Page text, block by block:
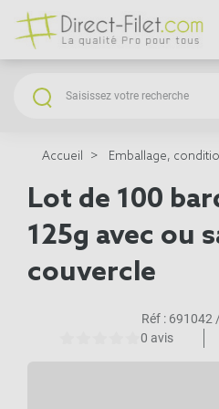
Accueil Emballage,
Lot de 100
125g avec ou
couvercle
Réf : 691042
0 avis